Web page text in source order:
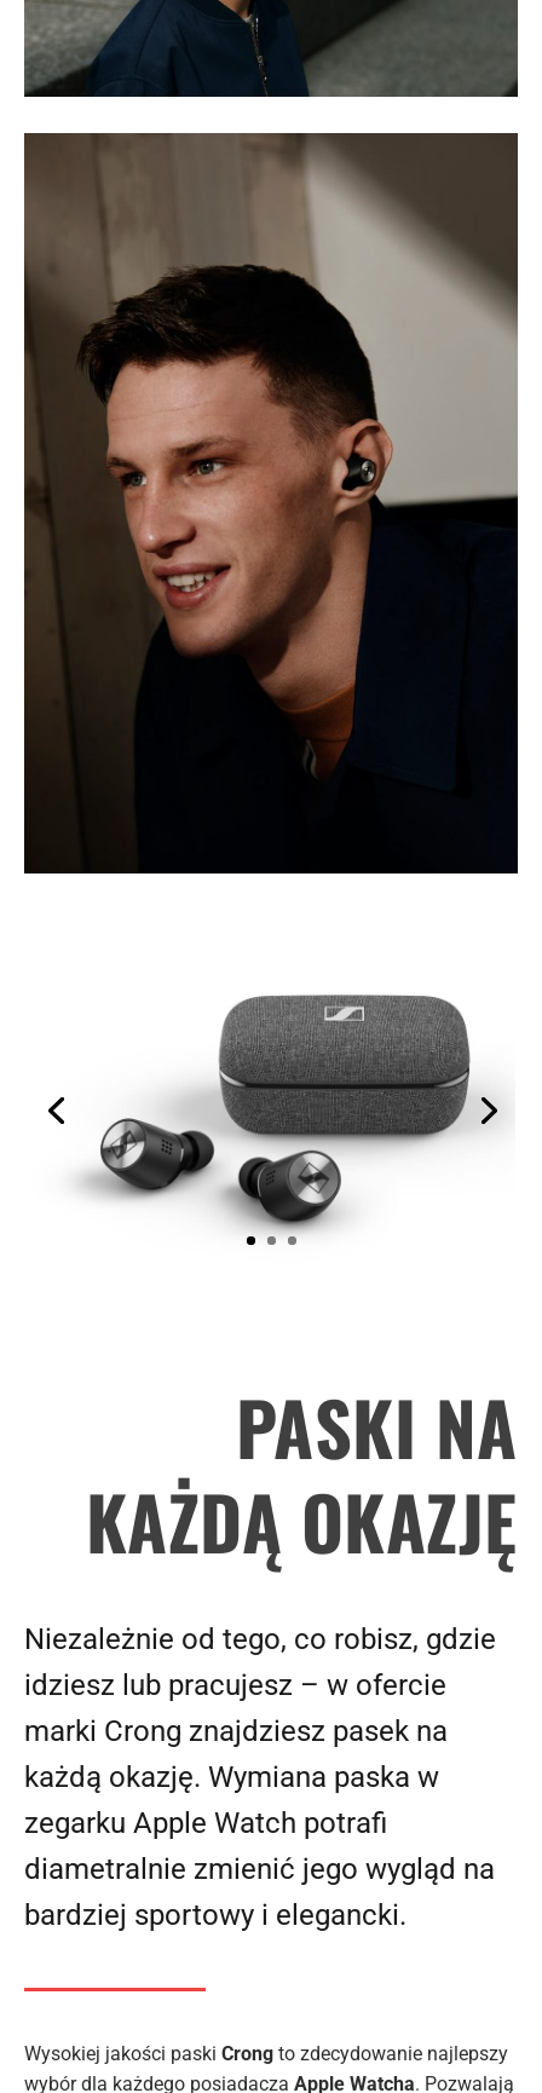
PASKI NA
KAŻDĄ OKAZJĘ
Niezależnie od tego, co robisz, gdzie
idziesz lub pracujesz – w ofercie
marki Crong znajdziesz pasek na
każdą okazję. Wymiana paska w
zegarku Apple Watch potrafi
diametralnie zmienić jego wygląd na
bardziej sportowy i elegancki.
Wysokiej jakości paskiCrong to zdecydowanie najlepszy
wybór dla każdego posiadaczaApple Watcha. Pozwalają